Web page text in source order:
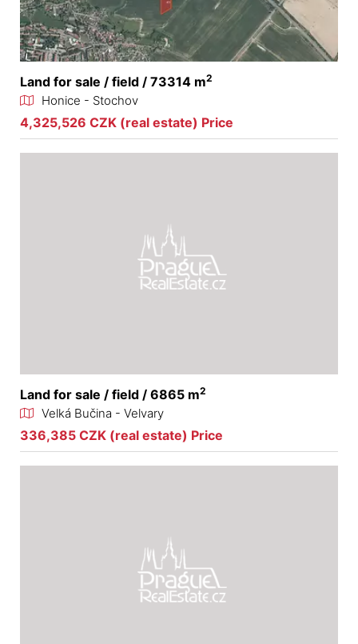
Land for sale / field / 73314 m2
Honice - Stochov
4,325,526 CZK (real estate) Price
Land for sale / field / 6865 m2
Velká Bučina - Velvary
336,385 CZK (real estate) Price